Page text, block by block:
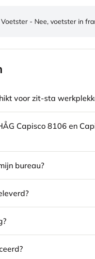
Voetster - Nee, voetster in
voor zit-sta
Capisco 8106 en
bureau?